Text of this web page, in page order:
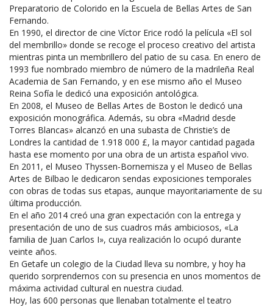
Preparatorio de Colorido en la Escuela de Bellas Artes de San
Fernando.
En 1990, el director de cine Víctor Erice rodó la película «El sol
del membrillo» donde se recoge el proceso creativo del artista
mientras pinta un membrillero del patio de su casa. En enero de
1993 fue nombrado miembro de número de la madrileña Real
Academia de San Fernando, y en ese mismo año el Museo
Reina Sofía le dedicó una exposición antológica.
En 2008, el Museo de Bellas Artes de Boston le dedicó una
exposición monográfica. Además, su obra «Madrid desde
Torres Blancas» alcanzó en una subasta de Christie’s de
Londres la cantidad de 1.918 000 £, la mayor cantidad pagada
hasta ese momento por una obra de un artista español vivo.
En 2011, el Museo Thyssen-Bornemisza y el Museo de Bellas
Artes de Bilbao le dedicaron sendas exposiciones temporales
con obras de todas sus etapas, aunque mayoritariamente de su
última producción.
En el año 2014 creó una gran expectación con la entrega y
presentación de uno de sus cuadros más ambiciosos, «La
familia de Juan Carlos I», cuya realización lo ocupó durante
veinte años.
En Getafe un colegio de la Ciudad lleva su nombre, y hoy ha
querido sorprendernos con su presencia en unos momentos de
máxima actividad cultural en nuestra ciudad.
Hoy, las 600 personas que llenaban totalmente el teatro